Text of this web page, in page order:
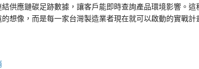
供應鏈碳足跡數據，讓客戶能即時查詢產品環境影響。這
想像，而是每一家台灣製造業者現在就可以啟動的實戰計